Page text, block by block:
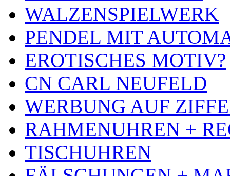
WALZENSPIELWERK
PENDEL MIT
EROTISCHES MOTIV?
CN CARL NEUFELD
WERBUNG AUF
RAHMENUHREN +
TISCHUHREN